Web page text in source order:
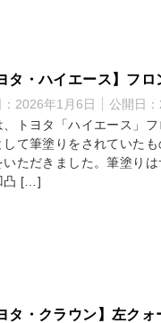
タ・ハイエース】フ
2026年1月6日 公開日：
、トヨタ「ハイエース」
して筆塗りをされていた
いただきました。筆塗り
凸 […]
タ・クラウン】左ク